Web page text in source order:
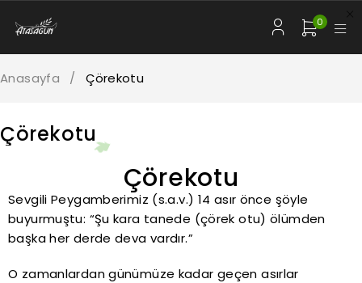
0
Çörekotu
Anasayfa / Çörekotu
Çörekotu
Sevgili Peygamberimiz (s.a.v.) 14 asır önce şöyle
buyurmuştu: “Şu kara tanede (çörek otu) ölümden
başka her derde deva vardır.”
O zamanlardan günümüze kadar geçen asırlar